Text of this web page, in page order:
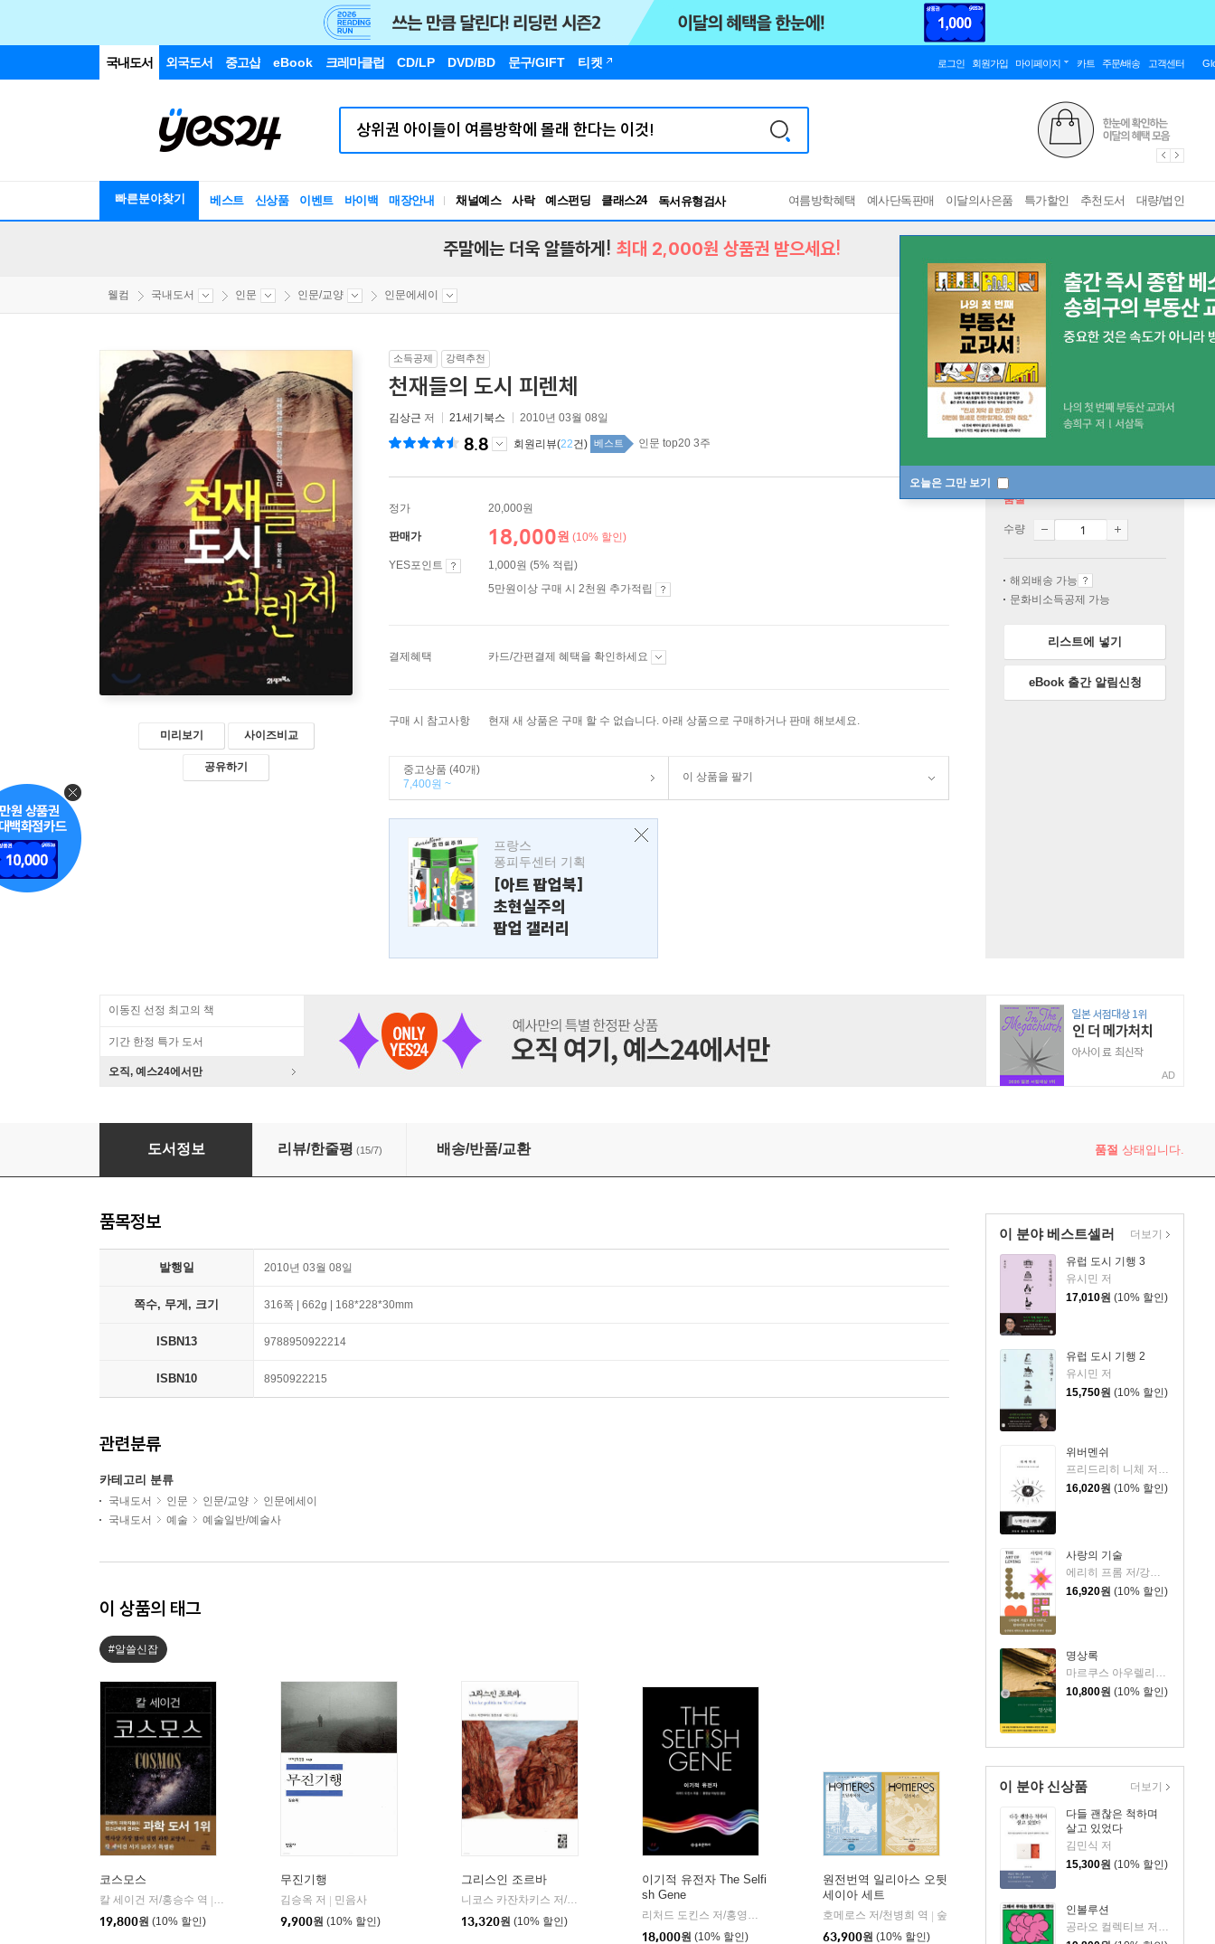
국내도서 외국도서 중고샵 eBook 크레마클럽 CD/LP DVD/BD 문구/GIFT 티켓 로그인 회원가입 마이페이지 카트 주문/배송 고객센터
빠른분야찾기 베스트 신상품 이벤트 바이백 매장안내 채널예스 사락 예스펀딩 클래스24
독서유형검사
RBTI Lab
여름방학혜택 예사단독판매 이달의사은품 특가할인 추천도서 대량/법인
오늘은 그만 보기
주말에는 더욱 알뜰하게! 최대 2,000원 상품권 받으세요!
웰컴 국내도서 인문 인문/교양 인문에세이
미리보기 사이즈비교
공유하기
소득공제 강력추천
천재들의 도시 피렌체
김상근 저 21세기북스 2010년 03월 08일
8.8 회원리뷰(22건) 베스트 인문 top20 3주
정가 20,000원
판매가 18,000원 (10% 할인)
YES포인트
1,000원 (5% 적립)
5만원이상 구매 시 2천원 추가적립
결제혜택 카드/간편결제 혜택을 확인하세요
구매 시 참고사항 현재 새 상품은 구매 할 수 없습니다. 아래 상품으로 구매하거나 판매 해보세요.
중고상품 (40개)
7,400원 ~
이 상품을 팔기
프랑스
퐁피두센터 기획
[아트 팝업북]
초현실주의
팝업 갤러리
품절
수량
해외배송 가능
문화비소득공제 가능
리스트에 넣기
eBook 출간 알림신청
이동진 선정 최고의 책
기간 한정 특가 도서
오직, 예스24에서만 AD
천재들의 도시 피렌체
도서정보 리뷰/한줄평 (15/7) 배송/반품/교환 품절 상태입니다.
이 분야 베스트셀러
유럽 도시 기행 3
유시민 저
17,010원 (10% 할인)
유럽 도시 기행 2
유시민 저
15,750원 (10% 할인)
위버멘쉬
16,020원 (10% 할인)
사랑의 기술
에리히 프롬 저/강주헌 역
16,920원 (10% 할인)
명상록
10,800원 (10% 할인)
더보기
이 분야 신상품
다들 괜찮은 척하며
살고 있었다
김민식 저
15,300원 (10% 할인)
인볼루션
공라오 컬렉티브 저/홍명교 역
더보기
품목정보
발행일 2010년 03월 08일
쪽수, 무게, 크기 316쪽 | 662g | 168*228*30mm
ISBN13 9788950922214
ISBN10 8950922215
관련분류
카테고리 분류
국내도서 인문 인문/교양
인문에세이
국내도서
예술 예술일반/예술사
이 상품의 태그
#알쓸신잡
코스모스
칼 세이건 저/홍승수 역
사이언스북스
19,800원 (10% 할인)
무진기행
김승옥 저
민음사
9,900원 (10% 할인)
그리스인 조르바
니코스 카잔차키스 저/이윤기 역
열린책들
13,320원 (10% 할인)
이기적 유전자 The Selfi
sh Gene
리처드 도킨스 저/홍영남,이상임 공역
을유문화사
18,000원 (10% 할인)
원전번역 일리아스 오뒷
세이아 세트
호메로스 저/천병희 역
숲
63,900원 (10% 할인)